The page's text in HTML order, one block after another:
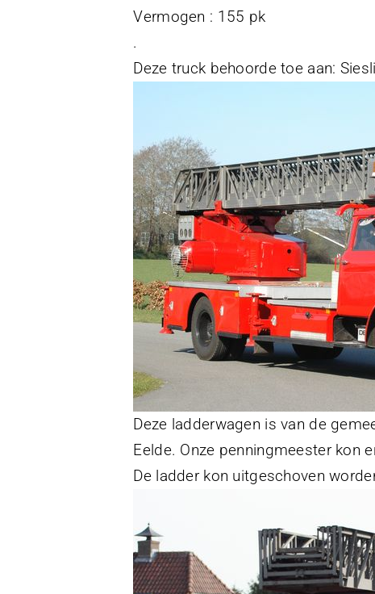
Vermogen : 155 pk
.
Deze truck behoorde toe aan:
Deze ladderwagen is van de
Eelde. Onze penningmeester kon
De ladder kon uitgeschoven